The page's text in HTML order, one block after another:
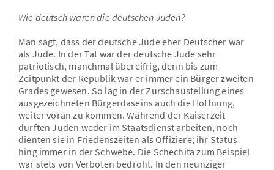
Wie deutsch waren die deutschen Juden?
Man sagt, dass der deutsche Jude eher Deutscher war
als Jude. In der Tat war der deutsche Jude sehr
patriotisch, manchmal übereifrig, denn bis zum
Zeitpunkt der Republik war er immer ein Bürger zweiten
Grades gewesen. So lag in der Zurschaustellung eines
ausgezeichneten Bürgerdaseins auch die Hoffnung,
weiter voran zu kommen. Während der Kaiserzeit
durften Juden weder im Staatsdienst arbeiten, noch
dienten sie in Friedenszeiten als Offiziere; ihr Status
hing immer in der Schwebe. Die Schechita zum Beispiel
war stets von Verboten bedroht. In den neunziger